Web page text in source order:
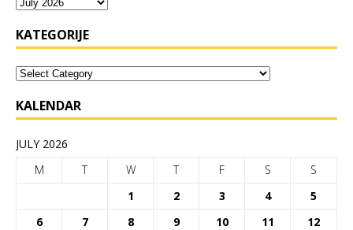
KATEGORIJE
KALENDAR
JULY 2026
M
T W T F S
S
1
2 3 4
5
6
7 8 9 10 11
12